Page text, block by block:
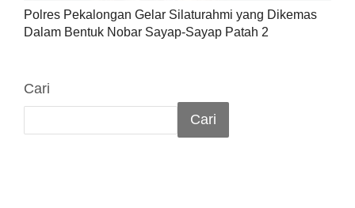
Polres Pekalongan Gelar Silaturahmi yang Dikemas
Dalam Bentuk Nobar Sayap-Sayap Patah 2
Cari
Cari